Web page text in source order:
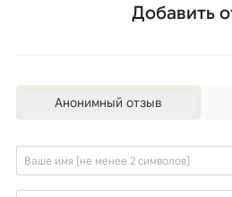
Добавить
Анонимный отзыв